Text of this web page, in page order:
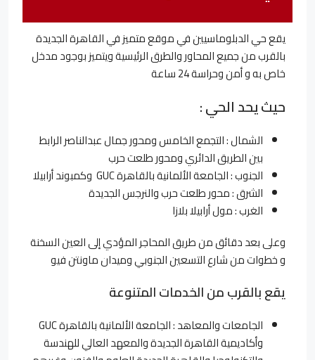
يقع حي الدبلوماسيين في موقع متميز في القاهرة الجديدة
بالقرب من جميع المحاور والطرق الرئيسية ويتميز بوجود مدخل
خاص به و أمن وحراسة 24 ساعة
حيث يحد الحي :
الشمال : التجمع الخامس ومحور جمال عبدالناصر الرابط
بين الطريق الدائري ومحور طلعت حرب
الجنوب : الجامعة الألمانية بالقاهرة GUC وكمبوند أرابيلا
الشرق : محور طلعت حرب والنرجس الجديدة
الغرب : مول أرابيلا بلازا
وعلى بعد دقائق من طريق المحاجر المؤدي إلى العين السخنة
و خطوات من شارع التسعين الجنوبي وميدان ماونتن فيو
يقع بالقرب من الخدمات المتنوعة
الجامعات والمعاهد : الجامعة الألمانية بالقاهرة GUC
وأكاديمية القاهرة الجديدة والمعهد العالي للهندسة